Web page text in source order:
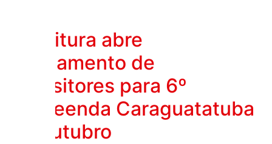
Prefeitura abre
chamamento de
expositores para 6º
Empreenda Caraguatatuba
em outubro